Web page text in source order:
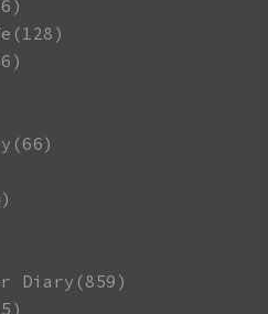
Diary(859)